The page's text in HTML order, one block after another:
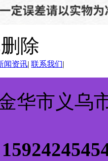
除
闻资讯 联系我们
华市义乌